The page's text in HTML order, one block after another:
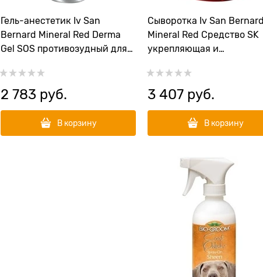
Гель-анестетик Iv San
Bernard Mineral Red Derma
Gel SOS противозудный для
2 783 руб.
В корзину
Сыворотка Iv San Bernard
Mineral Red Средство SK
укрепляющая и
шерсти
3 407 руб.
В корзину